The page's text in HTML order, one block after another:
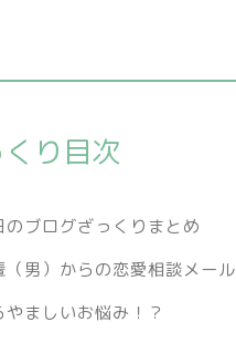
り目次
のブログざっくりまとめ
（男）からの恋愛相談メール
やましいお悩み！？